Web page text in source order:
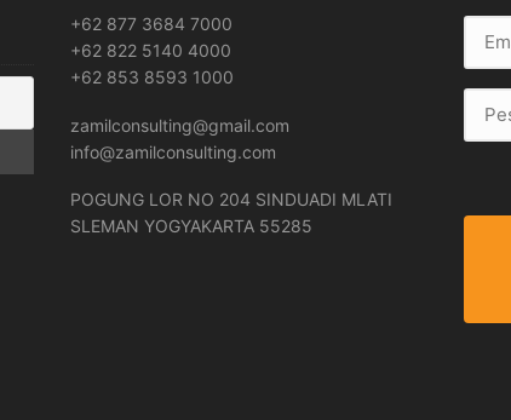
+62 877 3684 7000
+62 822 5140 4000
+62 853 8593 1000
zamilconsulting@gmail.com
info@zamilconsulting.com
POGUNG LOR NO 204 SINDUADI MLATI
SLEMAN YOGYAKARTA 55285